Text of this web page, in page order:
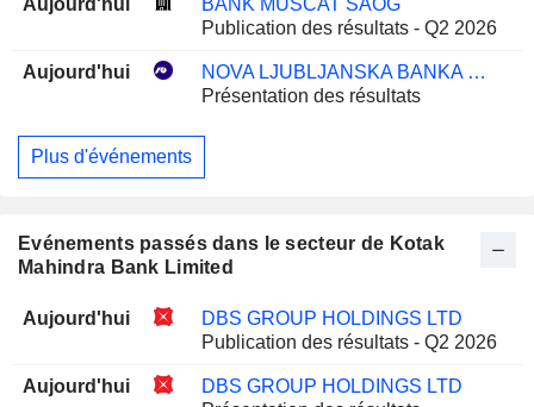
Aujourd'hui
BANK MUSCAT SAOG
Publication des résultats - Q2 2026
Aujourd'hui
NOVA LJUBLJANSKA BANKA D.D.
Présentation des résultats
Plus d'événements
Evénements passés dans le secteur de Kotak
Mahindra Bank Limited
Aujourd'hui
DBS GROUP HOLDINGS LTD
Publication des résultats - Q2 2026
Aujourd'hui
DBS GROUP HOLDINGS LTD